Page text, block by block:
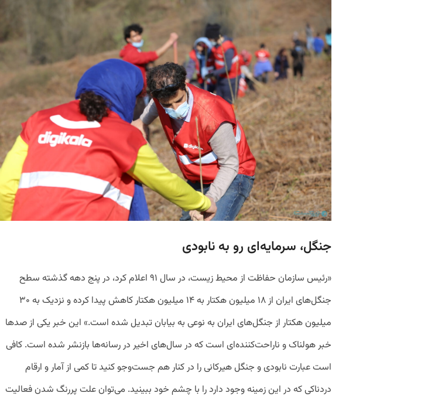
جنگل، سرمایه‌ای رو به نابودی
«رئیس سازمان حفاظت از محیط زیست، در سال ۹۱ اعلام کرد، در پنج دهه گذشته سطح
جنگل‌های ایران از ۱۸ میلیون هکتار به ۱۴ میلیون هکتار کاهش پیدا کرده و نزدیک به ۳۰
میلیون هکتار از جنگل‌های ایران به نوعی به بیابان تبدیل شده است.» این خبر یکی از صدها
خبر هولناک و ناراحت‌کننده‌ای است که در سال‌های اخیر در رسانه‌ها بازنشر شده است. کافی‌
است عبارت نابودی و جنگل هیرکانی را در کنار هم جست‌وجو کنید تا کمی از آمار و ارقام
دردناکی که در این زمینه وجود دارد را با چشم خود ببینید. می‌توان علت پررنگ‌ شدن فعالیت